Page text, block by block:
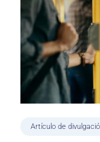
Artículo de